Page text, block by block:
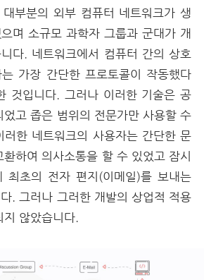
부분의 외부 컴퓨터 네트워크가 생
며 소규모 과학자 그룹과 군대가 개
다. 네트워크에서 컴퓨터 간의 상호
가장 간단한 프로토콜이 작동했다
것입니다. 그러나 이러한 기술은 공
었고 좁은 범위의 전문가만 사용할 수
러한 네트워크의 사용자는 간단한 문
하여 의사소통을 할 수 있었고 잠시
최초의 전자 편지(이메일)를 보내는
. 그러나 그러한 개발의 상업적 적용
않았습니다.